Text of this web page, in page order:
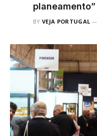
planeamento”
BY VEJA PORTUGAL